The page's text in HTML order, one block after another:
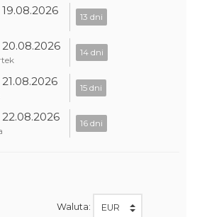
13 dni
14 dni
15 dni
16 dni
Waluta: